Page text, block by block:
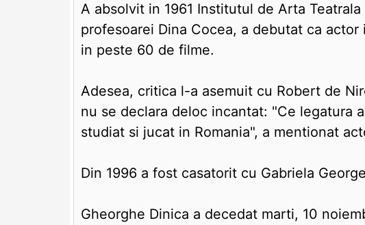
A absolvit in 1961 Institutul de Arta
profesoarei Dina Cocea, a debutat ca
in peste 60 de filme.
Adesea, critica l-a asemuit cu Robert de
nu se declara deloc incantat: "Ce legatura
studiat si jucat in Romania", a mentionat
Din 1996 a fost casatorit cu Gabriela
Gheorghe Dinica a decedat marti, 10